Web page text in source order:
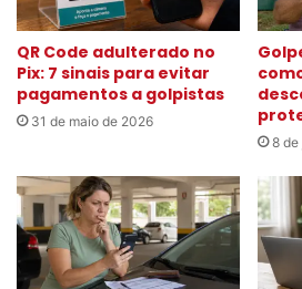
QR Code adulterado no
Pix: 7 sinais para evitar
pagamentos a golpistas
31 de maio de 2026
8 de